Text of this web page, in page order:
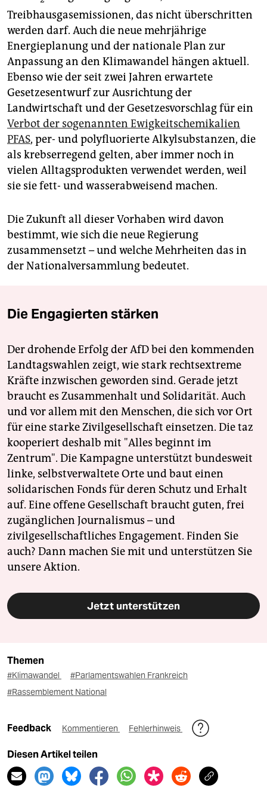
Treibhausgasemissionen, das nicht überschritten
werden darf. Auch die neue mehrjährige
Energieplanung und der nationale Plan zur
Anpassung an den Klimawandel hängen aktuell.
Ebenso wie der seit zwei Jahren erwartete
Gesetzesentwurf zur Ausrichtung der
Landwirtschaft und der Gesetzesvorschlag für ein
Verbot der sogenannten Ewigkeitschemikalien
PFAS, per- und polyfluorierte Alkylsubstanzen, die
als krebserregend gelten, aber immer noch in
vielen Alltagsprodukten verwendet werden, weil
sie sie fett- und wasserabweisend machen.
Die Zukunft all dieser Vorhaben wird davon
bestimmt, wie sich die neue Regierung
zusammensetzt – und welche Mehrheiten das in
der Nationalversammlung bedeutet.
Die Engagierten stärken
Der drohende Erfolg der AfD bei den kommenden
Landtagswahlen zeigt, wie stark rechtsextreme
Kräfte inzwischen geworden sind. Gerade jetzt
braucht es Zusammenhalt und Solidarität. Auch
und vor allem mit den Menschen, die sich vor Ort
für eine starke Zivilgesellschaft einsetzen. Die taz
kooperiert deshalb mit "Alles beginnt im
Zentrum". Die Kampagne unterstützt bundesweit
linke, selbstverwaltete Orte und baut einen
solidarischen Fonds für deren Schutz und Erhalt
auf. Eine offene Gesellschaft braucht guten, frei
zugänglichen Journalismus – und
zivilgesellschaftliches Engagement. Finden Sie
auch? Dann machen Sie mit und unterstützen Sie
unsere Aktion.
Jetzt unterstützen
Themen
#Klimawandel
#Parlamentswahlen Frankreich
#Rassemblement National
Feedback Kommentieren Fehlerhinweis
Diesen Artikel teilen